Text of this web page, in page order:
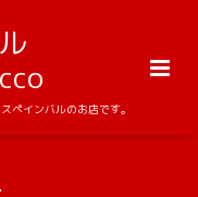
ペインバルのお店です。